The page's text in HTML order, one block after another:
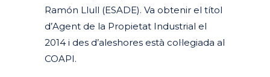
Ramón Llull (ESADE). Va obtenir el títol
d’Agent de la Propietat Industrial el
2014 i des d’aleshores està col·legiada al
COAPI.